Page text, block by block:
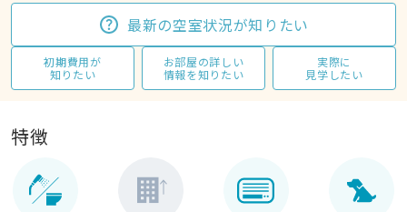
最新の空室状況が知りたい
初期費用が
知りたい
お部屋の詳しい
情報を知りたい
実際に
見学したい
特徴